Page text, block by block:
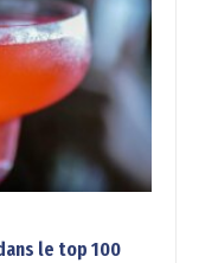
le top 100